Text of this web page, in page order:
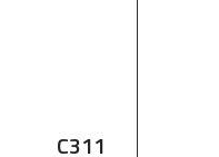
C311